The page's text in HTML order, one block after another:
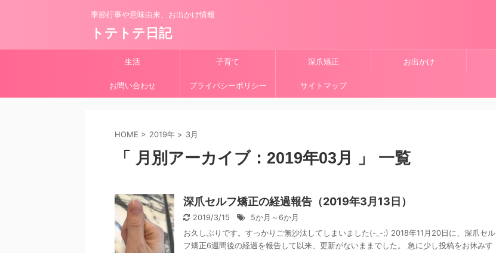
季節行事や意味由来、お出かけ情報
トテトテ日記
生活 子育て 深爪矯正 お出かけ
お問い合わせ プライバシーポリシー サイトマップ
HOME > 2019年 > 3月
「 月別アーカイブ：2019年03月 」 一覧
深爪セルフ矯正の経過報告（2019年3月13日）
2019/3/15
5か月～6か月
お久しぶりです。すっかりご無沙汰してしまいました(-_-;) 2018年11月20日に、深爪セル
フ矯正6週間後の経過を報告して以来、更新がないままでした。 急に少し投稿をお休みす